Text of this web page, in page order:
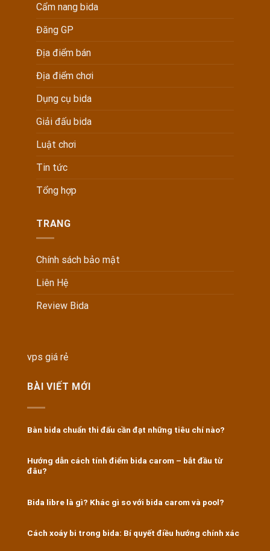
Cẩm nang bida
Đăng GP
Địa điểm bán
Địa điểm chơi
Dụng cụ bida
Giải đấu bida
Luật chơi
Tin tức
Tổng hợp
TRANG
Chính sách bảo mật
Liên Hệ
Review Bida
vps giá rẻ
BÀI VIẾT MỚI
Bàn bida chuẩn thi đấu cần đạt những tiêu chí nào?
Hướng dẫn cách tính điểm bida carom – bắt đầu từ
đâu?
Bida libre là gì? Khác gì so với bida carom và pool?
Cách xoáy bi trong bida: Bí quyết điều hướng chính xác